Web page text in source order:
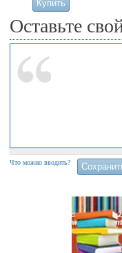
Оставьте
Что можно вводить?